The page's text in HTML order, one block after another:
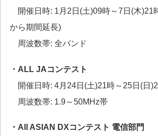
開催日時: 1月2日(土)09時～7日(木)21
から期間延長)
周波数帯: 全バンド
・ALL JAコンテスト
開催日時: 4月24日(土)21時～25日(日
周波数帯: 1.9～50MHz帯
・ All ASIAN DXコンテスト 電信部門